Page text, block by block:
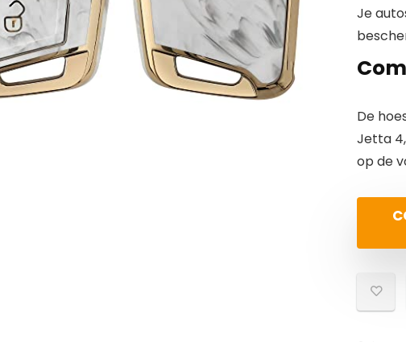
Je
De
Jetta
op de